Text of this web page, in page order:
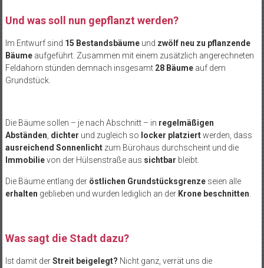
Und was soll nun gepflanzt werden?
Im Entwurf sind 15 Bestandsbäumeund zwölf neu zu pflanzende
Bäumeaufgeführt. Zusammen mit einem zusätzlich angerechneten
Feldahorn stünden demnach insgesamt 28 Bäumeauf dem
Grundstück.
Die Bäume sollen – je nach Abschnitt – in regelmäßigen
Abständen dichter und zugleich so locker platziertwerden, dass
ausreichend Sonnenlichtzum Bürohaus durchscheint und die
Immobilievon der Hülsenstraße aus sichtbar bleibt.
Die Bäume entlang der östlichen Grundstücksgrenzeseien alle
erhalten geblieben und wurden lediglich an der Krone beschnitten
Was sagt die Stadt dazu?
Ist damit derStreit beigelegt? Nicht ganz, verrät uns die